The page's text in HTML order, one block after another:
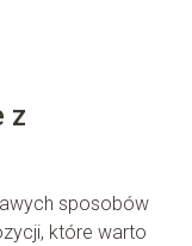
z
sposobów
które warto